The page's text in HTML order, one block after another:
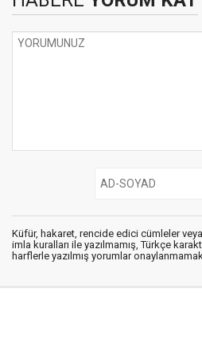
Küfür, hakaret, rencide edici cümleler
imla kuralları ile yazılmamış, Türkçe
harflerle yazılmış yorumlar